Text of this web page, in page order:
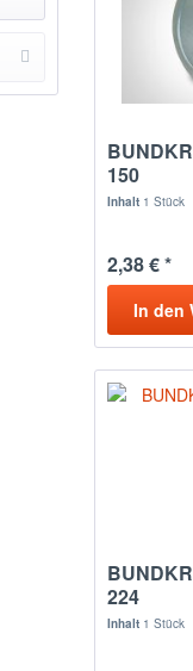
150
Inhalt 1 Stück
2,38 € *
In den
224
Inhalt 1 Stück